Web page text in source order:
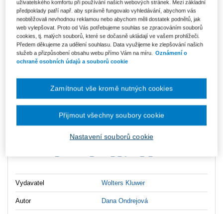
DMOC 2 219 Kč
Skladem- expedice do 2 pracovních dnů
Co je Smarteca?
Upozorňujeme, že v období od 1.8. do 21.8. z technických
důvodů nemůžeme vystavovat daňové doklady. Budou vám
zaslány dodatečně e-mailem.
Ceny jsou včetně DPH
Pruvodce_uzaviranim_smluv_4_vydani_UKAZKA
Vydavatel Wolters Kluwer
Autor Dana Ondrejová
uživatelského komfortu při používání našich webových stránek. Mezi základní
předpoklady patří např. aby správně fungovalo vyhledávání, abychom vás
neobtěžovali nevhodnou reklamou nebo abychom měli dostatek podnětů, jak
web vylepšovat. Proto od Vás potřebujeme souhlas se zpracováním souborů
cookies, tj. malých souborů, které se dočasně ukládají ve vašem prohlížeči.
Předem děkujeme za udělení souhlasu. Data využijeme ke zlepšování našich
služeb a přizpůsobení obsahu webu přímo Vám na míru.
Oznámení o
ochraně osobních údajů a souborů cookie
Nastavení souborů cookie
Zamítnout vše kromě nutných cookies
Přijmout všechny soubory cookie